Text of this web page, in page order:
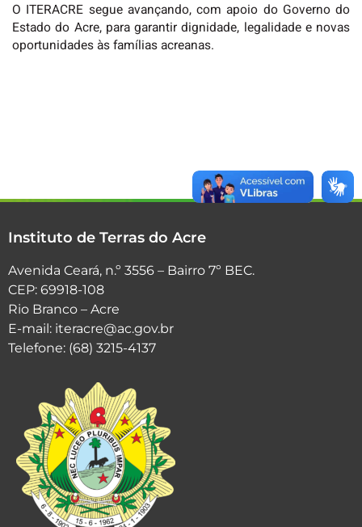
O ITERACRE segue avançando, com apoio do Governo do
Estado do Acre, para garantir dignidade, legalidade e novas
oportunidades às famílias acreanas.
Instituto de Terras do Acre
Avenida Ceará, n.º 3556 – Bairro 7º BEC.
CEP: 69918-108
Rio Branco – Acre
E-mail: iteracre@ac.gov.br
Telefone: (68) 3215-4137